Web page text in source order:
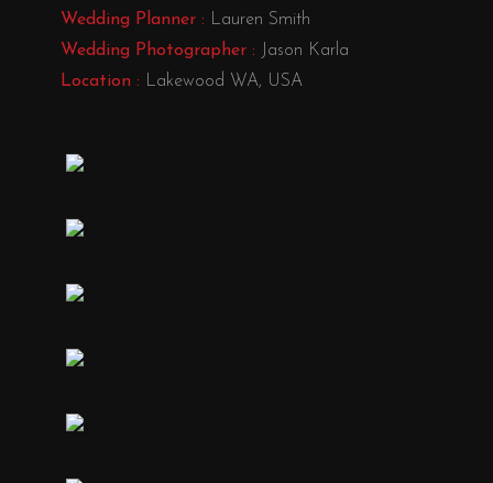
Wedding Planner : Lauren Smith
Wedding Photographer : Jason Karla
Location : Lakewood WA, USA